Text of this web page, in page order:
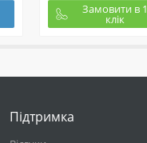
Замовити в 1
клік
Підтримка